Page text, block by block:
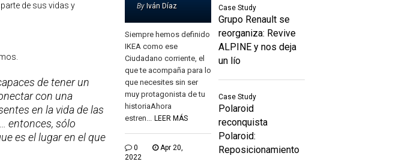
de sus vidas y
de tener un
con una
en la vida de las
entonces, sólo
es el lugar en el que
By Iván Díaz
Siempre hemos definido
IKEA como ese
Ciudadano corriente, el
que te acompaña para lo
que necesites sin ser
muy protagonista de tu
historiaAhora
estren...
LEER MÁS
0
Apr 20,
2022
Case Study
Grupo Renault se
reorganiza: Revive
ALPINE y nos deja
un lío
Case Study
Polaroid
reconquista
Polaroid:
Reposicionamiento